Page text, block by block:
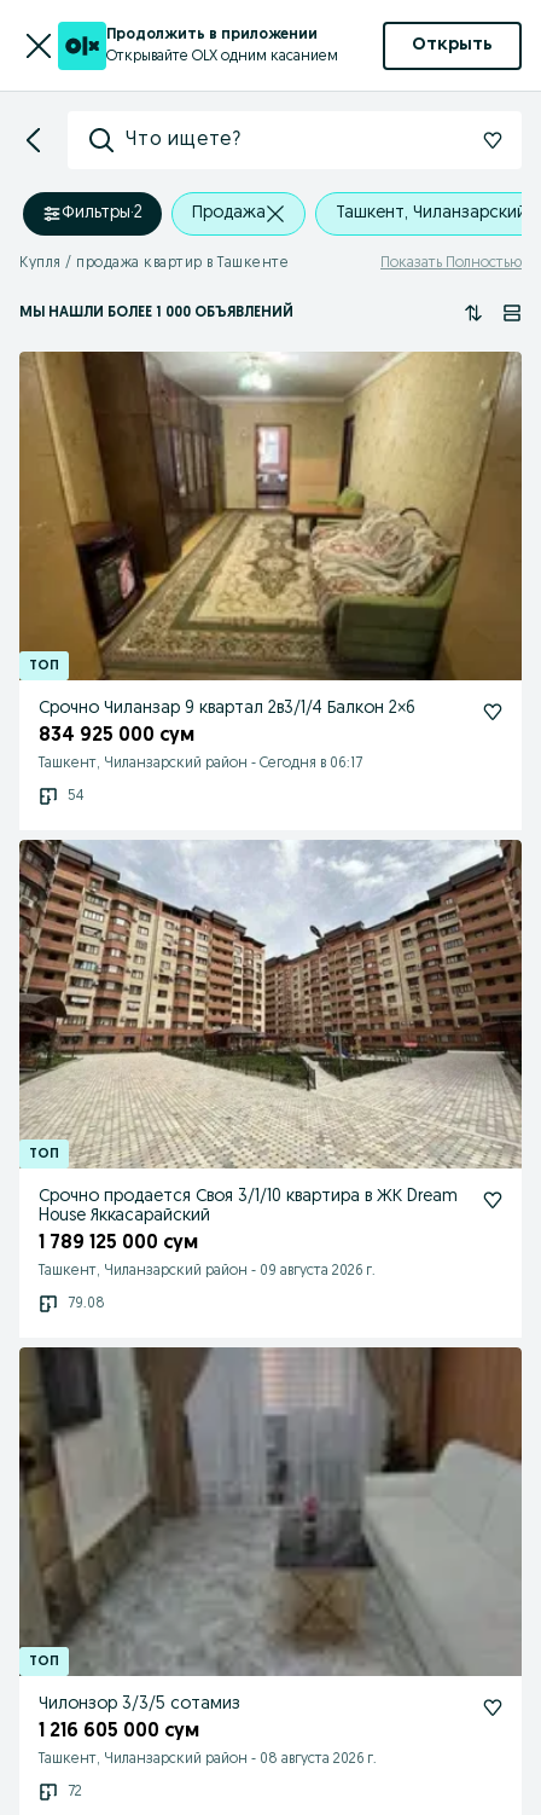
Продолжить в приложении
Открывайте OLX одним касанием
Открыть
Что ищете?
Фильтры·2 Продажа Ташкент, Чиланзарский
Купля / продажа квартир в Ташкенте Показать Полностью
МЫ НАШЛИ БОЛЕЕ 1 000 ОБЪЯВЛЕНИЙ
Срочно Чиланзар 9 квартал 2в3/1/4 Балкон 2×6
834 925 000 сум
Ташкент, Чиланзарский район - Сегодня в 06:17
54
Срочно продается Своя 3/1/10 квартира в ЖК Dream
House Яккасарайский
1 789 125 000 сум
Ташкент, Чиланзарский район - 09 августа 2026 г.
79.08
Чилонзор 3/3/5 сотамиз
1 216 605 000 сум
Ташкент, Чиланзарский район - 08 августа 2026 г.
72